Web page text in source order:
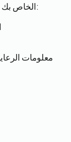
سيشمل تعزيز نظام SCR الخاص بك المعلومات التالية:
معلومات